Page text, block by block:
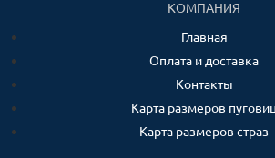
КОМПАНИЯ
Главная
Оплата и доставка
Контакты
Карта размеров
Карта размеров страз